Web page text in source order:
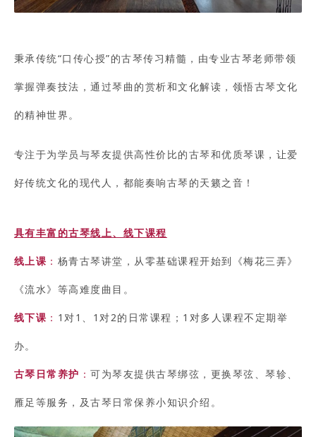
秉承传统“口传心授”的古琴传习精髓，由专业古琴老师带领
掌握弹奏技法，通过琴曲的赏析和文化解读，领悟古琴文化
的精神世界。
专注于为学员与琴友提供高性价比的古琴和优质琴课，让爱
好传统文化的现代人，都能奏响古琴的天籁之音！
具有丰富的古琴线上、线下课程
线上课 ： 杨青古琴讲堂，从零基础课程开始到《梅花三弄》
《流水》等高难度曲目。
线下课 ： 1对1、1对2的日常课程；1对多人课程不定期举
办。
古琴日常养护 ：可为琴友提供古琴绑弦，更换琴弦、琴轸、
雁足等服务，及古琴日常保养小知识介绍。